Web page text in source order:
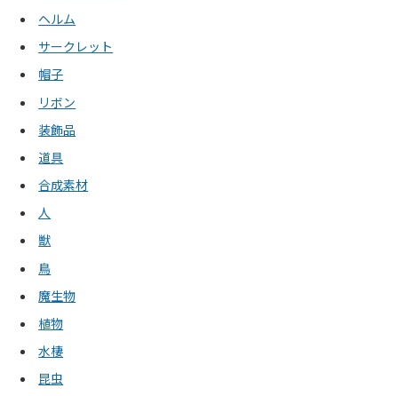
ヘルム
サークレット
帽子
リボン
装飾品
道具
合成素材
人
獣
鳥
魔生物
植物
水棲
昆虫